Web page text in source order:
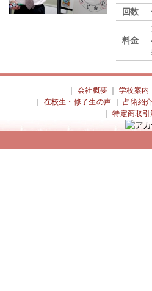
回数
料金
会社概要 ｜学校案内
在校生・修了生の声 ｜占術紹介
｜特定商取